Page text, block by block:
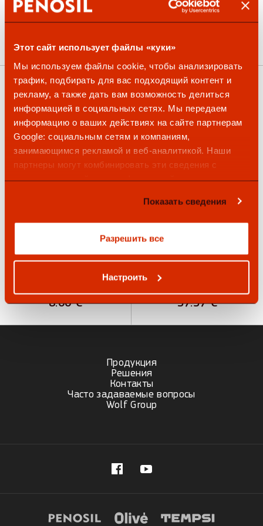
Этот сайт использует файлы «куки»
Мы используем файлы cookie, чтобы анализировать
трафик, подбирать для вас подходящий контент и
рекламу, а также дать вам возможность делиться
информацией в социальных сетях. Мы передаем
информацию о ваших действиях на сайте партнерам
Google: социальным сетям и компаниям,
занимающимся рекламой и веб-аналитикой. Наши
партнеры могут комбинировать эти сведения с
предоставленной вами информацией, а также
Показать сведения
Разрешить все
Настроить
8.10€
8.00€ 37.57€
Продукция
Решения
Контакты
Часто задаваемые вопросы
Wolf Group
(opens in new tab)